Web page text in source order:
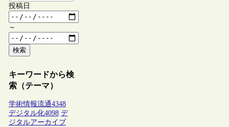
投稿日
～
検索
キーワードから検
索（テーマ）
学術情報流通4348
デジタル化4098 デ
ジタルアーカイブ